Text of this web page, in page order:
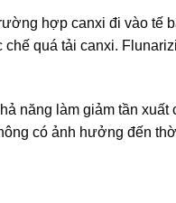
hợp canxi đi vào tế
quá tải canxi.
năng làm giảm tần
có ảnh hưởng đến